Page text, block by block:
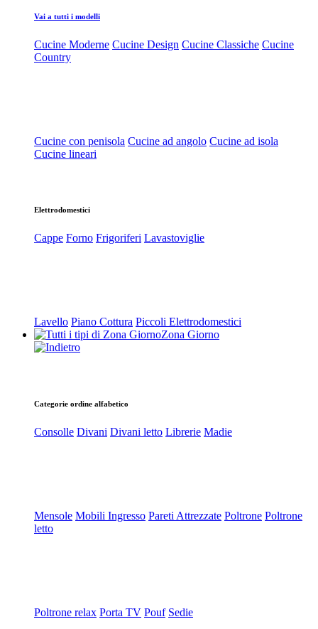
Vai a tutti i modelli
Cucine Moderne Cucine Design Cucine Classiche Cucine
Country
Cucine con penisola Cucine ad angolo Cucine ad isola
Cucine lineari
Elettrodomestici
Cappe Forno Frigoriferi Lavastoviglie
Lavello Piano Cottura Piccoli Elettrodomestici
Zona Giorno
Categorie ordine alfabetico
Consolle Divani Divani letto Librerie Madie
Mensole Mobili Ingresso Pareti Attrezzate Poltrone Poltrone
letto
Poltrone relax Porta TV Pouf Sedie